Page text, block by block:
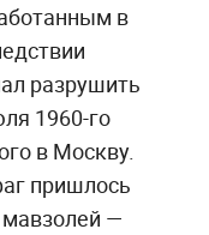
в
разрушить
1960-го
в Москву.
пришлось
мавзолей —